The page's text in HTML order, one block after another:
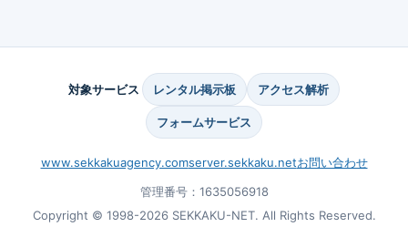
対象サービス レンタル掲示板 アクセス解析
フォームサービス
www.sekkakuagency.comserver.sekkaku.netお問い合わせ
管理番号：1635056918
Copyright © 1998-2026 SEKKAKU-NET. All Rights Reserved.